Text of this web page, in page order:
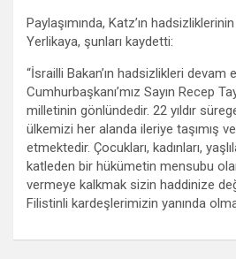
Paylaşımında, Katz’ın
Yerlikaya, şunları kaydetti:
“İsrailli Bakan’ın hadsizlikleri devam
Cumhurbaşkanı’mız Sayın Recep
milletinin gönlündedir. 22 yıldır
ülkemizi her alanda ileriye taşımış
etmektedir. Çocukları, kadınları,
katleden bir hükümetin mensubu
vermeye kalkmak sizin haddinize
Filistinli kardeşlerimizin yanında